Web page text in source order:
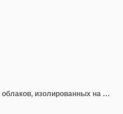
Векторный дизайн дымчатых облаков, изолированных на прозрачном фоне